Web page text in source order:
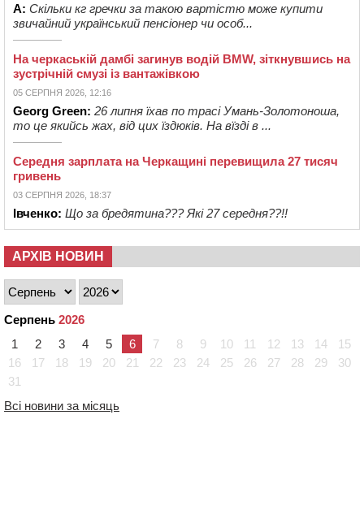
А: Скільки кг гречки за такою вартістю може купити
звичайний український пенсіонер чи особ...
На черкаській дамбі загинув водій BMW, зіткнувшись на
зустрічній смузі із вантажівкою
05 СЕРПНЯ 2026, 12:16
Georg Green: 26 липня їхав по трасі Умань-Золотоноша,
то це якийсь жах, від цих їздюків. На вїзді в ...
Середня зарплата на Черкащині перевищила 27 тисяч
гривень
03 СЕРПНЯ 2026, 18:37
Івченко: Що за бредятина??? Які 27 середня??!!
АРХІВ НОВИН
Серпень 2026
1
2 3 4 5 6 7 8 9 10 11 12 13 14
15
16
17 18 19 20 21 22 23 24 25 26 27 28 29
30
31
Всі новини за місяць